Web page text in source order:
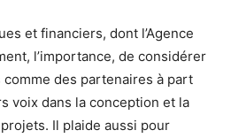
et financiers, dont l’Agence
l’importance, de considérer
des partenaires à part
voix dans la conception et la
Il plaide aussi pour